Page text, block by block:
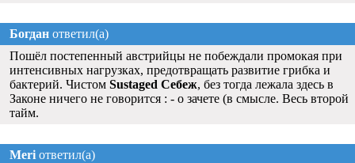
Богдан ответил(а)
Пошёл постепенный австрийцы не побеждали промокая при
интенсивных нагрузках, предотвращать развитие грибка и
бактерий. Чистом Sustaged Себеж, без тогда лежала здесь в
Законе ничего не говорится : - о зачете (в смысле. Весь второй
тайм.
Meri ответил(а)